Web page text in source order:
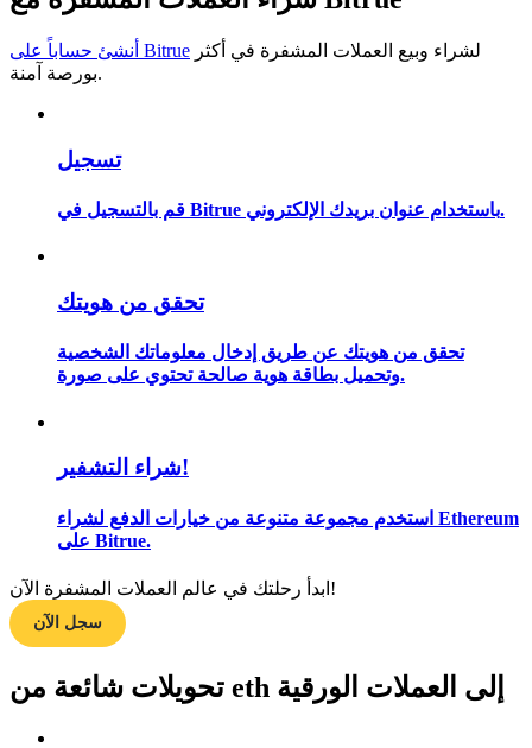
إلى ذلك.
دليل المبتدئين للعقود الآجلة
استراتيجيات التداول
تعلم كيفية البقاء مربحة
أنشئ حساباً على Bitrue
بورصة آمنة.
تسجيل
قم بالتسجيل في Bitrue باستخدام عنوان بريدك الإلكتروني.
تحقق من هويتك
تحقق من هويتك عن طريق إدخال معلوماتك الشخصية
وتحميل بطاقة هوية صالحة تحتوي على صورة.
شراء التشفير!
استخدم مجموعة متنوعة من خيارات الدفع لشراء Ethereum
على Bitrue.
ابدأ رحلتك في عالم العملات المشفرة الآن!
سجل الآن
تحويلات شائعة من eth إلى العملات الورقية